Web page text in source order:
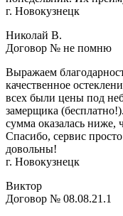
г. Новокузнецк
Николай В.
Договор № не помню
Выражаем
качественное
всех были цены под
замерщика
сумма оказалась ниже,
Спасибо, сервис
довольны!
г. Новокузнецк
Виктор
Договор № 08.08.21.1